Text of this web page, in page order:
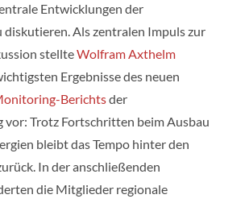
Entwicklungen der
diskutieren. Als zentralen Impuls zur
stellteWolfram Axthelm
Ergebnisse des neuen
Berichtsder
vor: Trotz Fortschritten beim Ausbau
bleibt das Tempo hinter den
In der anschließenden
die Mitglieder regionale